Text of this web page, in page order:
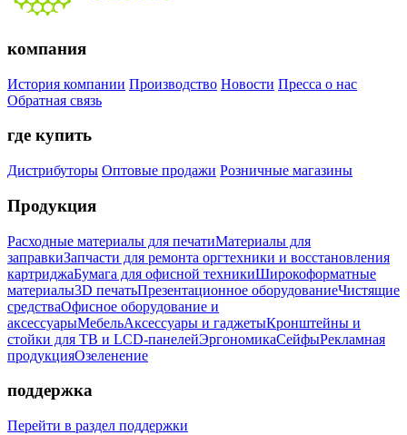
компания
История компании Производство Новости Пресса о нас
Обратная связь
где купить
Дистрибуторы Оптовые продажи Розничные магазины
Продукция
Расходные материалы для печатиМатериалы для
заправкиЗапчасти для ремонта оргтехники и восстановления
картриджаБумага для офисной техникиШирокоформатные
материалы3D печатьПрезентационное оборудованиеЧистящие
средстваОфисное оборудование и
аксессуарыМебельАксессуары и гаджетыКронштейны и
стойки для ТВ и LCD-панелейЭргономикаСейфыРекламная
продукцияОзеленение
поддержка
Перейти в раздел поддержки